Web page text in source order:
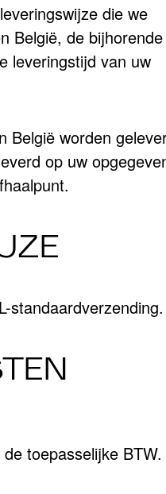
die we
België, de bijhorende
leveringstijd van uw
België worden
op uw
standaardverzending.
toepasselijke BTW.